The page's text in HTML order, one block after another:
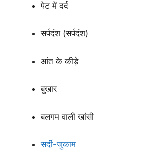
पेट में दर्द
सर्पदंश (सर्पदंश)
आंत के कीड़े
बुखार
बलगम वाली खांसी
सर्दी-जुकाम